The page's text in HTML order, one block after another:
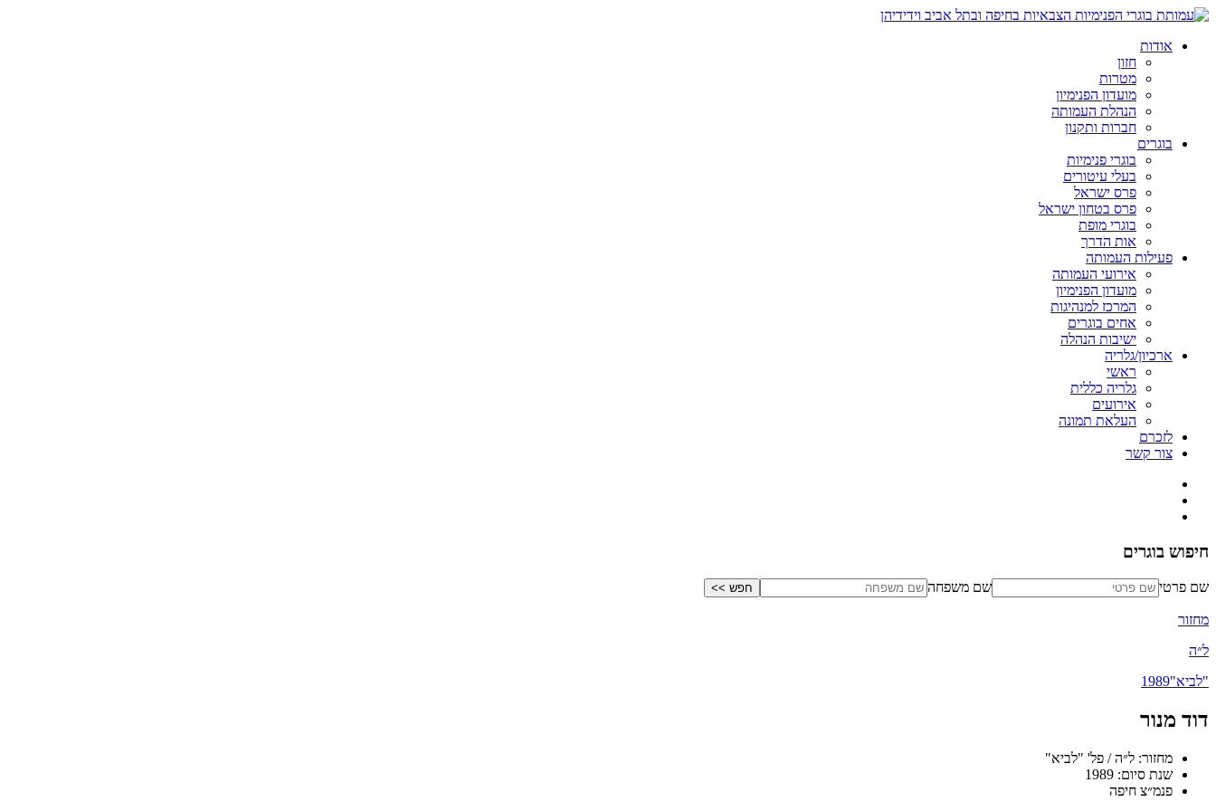
אודות
חזון
מטרות
מועדון הפנימיון
הנהלת העמותה
חברות ותקנון
בוגרים
בוגרי פנימיות
בעלי עיטורים
פרס ישראל
פרס בטחון ישראל
בוגרי מופת
אות הדרך
פעילות העמותה
אירועי העמותה
מועדון הפנימיון
המרכז למנהיגות
אחים בוגרים
ישיבות הנהלה
ארכיון/גלריה
ראשי
גלריה כללית
אירועים
העלאת תמונה
לזכרם
צור קשר
חיפוש בוגרים
שם פרטי שם משפחה
מחזור
ל״ה
"לביא"1989
דוד מנור
מחזור: ל״ה / פל' "לביא"
שנת סיום: 1989
פנמ״צ חיפה